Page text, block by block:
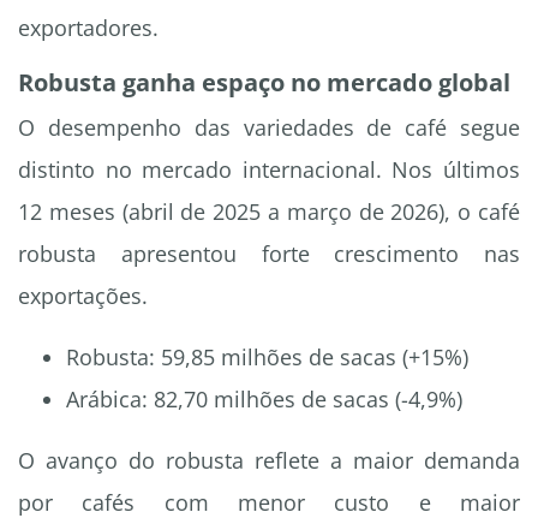
exportadores.
Robusta ganha espaço no mercado global
O desempenho das variedades de café segue
distinto no mercado internacional. Nos últimos
12 meses (abril de 2025 a março de 2026), o café
robusta apresentou forte crescimento nas
exportações.
Robusta: 59,85 milhões de sacas (+15%)
Arábica: 82,70 milhões de sacas (-4,9%)
O avanço do robusta reflete a maior demanda
por cafés com menor custo e maior